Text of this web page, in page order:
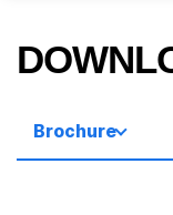
Brochure